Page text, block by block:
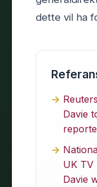
dette vil ha
Davie
UK TV
Davie